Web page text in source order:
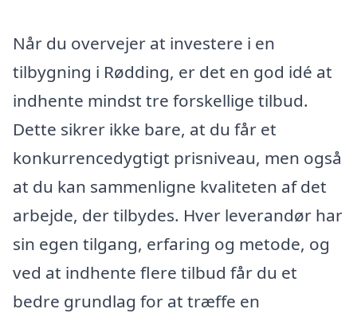
Når du overvejer at investere i en
tilbygning i Rødding, er det en god idé at
indhente mindst tre forskellige tilbud.
Dette sikrer ikke bare, at du får et
konkurrencedygtigt prisniveau, men også
at du kan sammenligne kvaliteten af det
arbejde, der tilbydes. Hver leverandør har
sin egen tilgang, erfaring og metode, og
ved at indhente flere tilbud får du et
bedre grundlag for at træffe en